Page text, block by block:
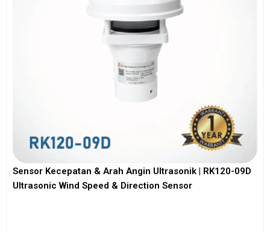
Sensor Kecepatan & Arah Angin Ultrasonik | RK120-09D
Ultrasonic Wind Speed & Direction Sensor